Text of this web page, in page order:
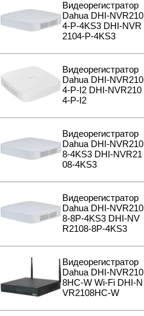
Видеорегистратор
Dahua DHI-NVR210
4-P-4KS3 DHI-NVR
2104-P-4KS3
Видеорегистратор
Dahua DHI-NVR210
4-P-I2 DHI-NVR210
4-P-I2
Видеорегистратор
Dahua DHI-NVR210
8-4KS3 DHI-NVR21
08-4KS3
Видеорегистратор
Dahua DHI-NVR210
8-8P-4KS3 DHI-NV
R2108-8P-4KS3
Видеорегистратор
Dahua DHI-NVR210
8HC-W Wi-Fi DHI-N
VR2108HC-W